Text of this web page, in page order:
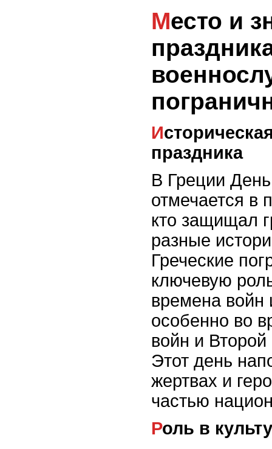
Место и значение
Историческая значимость
праздника
В Греции
отмечается в
кто защищал
разные
Греческие
ключевую
времена войн
особенно во
войн и
Этот день
жертвах и
частью
Роль в